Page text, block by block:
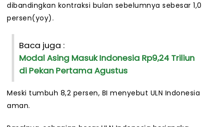
dibandingkan kontraksi bulan sebelumnya sebesar 1,0
persen(yoy).
Baca juga :
Modal Asing Masuk Indonesia Rp9,24 Triliun
di Pekan Pertama Agustus
Meski tumbuh 8,2 persen, BI menyebut ULN Indonesia
aman.